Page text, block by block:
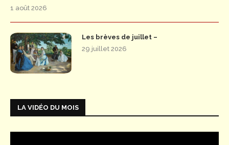
1 août 2026
Les brèves de juillet –
29 juillet 2026
LA VIDÉO DU MOIS